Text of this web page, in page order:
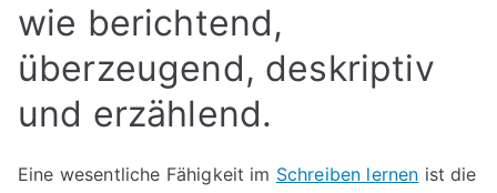
wie berichtend,
überzeugend, deskriptiv
und erzählend.
Eine wesentliche Fähigkeit im Schreiben lernen ist die